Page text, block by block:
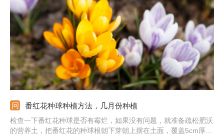
为后悔爱我，表达的是一段感情结束后的后悔之意。
番红花种球种植方法，几月份种植
检查一下番红花种球是否有霉烂，如果没有问题，就准备疏松肥沃
的营养土，把番红花的种球根朝下芽朝上摆在土面，覆盖5cm厚的